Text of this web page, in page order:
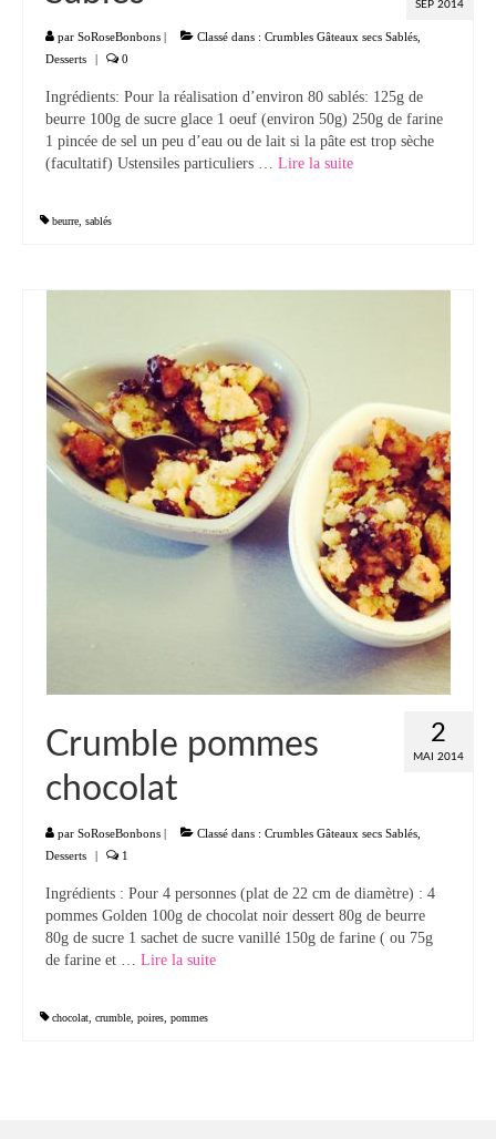
SEP 2014
par SoRoseBonbons | Classé dans : Crumbles Gâteaux secs Sablés
Desserts
| 0
Ingrédients: Pour la réalisation d’environ 80 sablés: 125g de
beurre 100g de sucre glace 1 oeuf (environ 50g) 250g de farine
1 pincée de sel un peu d’eau ou de lait si la pâte est trop sèche
(facultatif) Ustensiles particuliers … Lire la suite­­
beurre sablés
2
MAI 2014
Crumble pommes
chocolat
par SoRoseBonbons | Classé dans : Crumbles Gâteaux secs Sablés
Desserts
| 1
Ingrédients : Pour 4 personnes (plat de 22 cm de diamètre) : 4
pommes Golden 100g de chocolat noir dessert 80g de beurre
80g de sucre 1 sachet de sucre vanillé 150g de farine ( ou 75g
de farine et … Lire la suite­­
chocolat crumble poires pommes